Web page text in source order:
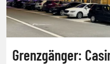
Grenzgänger: